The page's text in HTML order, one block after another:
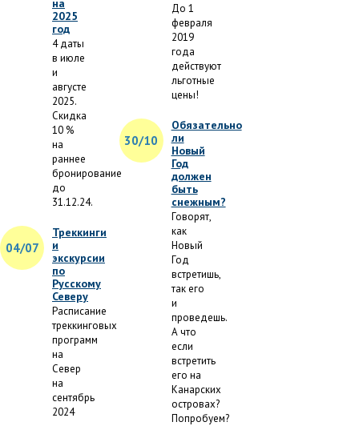
на
2025
год
4 даты
в июле
и
августе
2025.
Скидка
10 %
на
раннее
бронирование
до
31.12.24.
04/07
Треккинги
и
экскурсии
по
Русскому
Северу
Расписание
треккинговых
программ
на
Север
на
сентябрь
2024
До 1
февраля
2019
года
действуют
льготные
цены!
30/10
Обязательно
ли
Новый
Год
должен
быть
снежным?
Говорят,
как
Новый
Год
встретишь,
так его
и
проведешь.
А что
если
встретить
его на
Канарских
островах?
Попробуем?